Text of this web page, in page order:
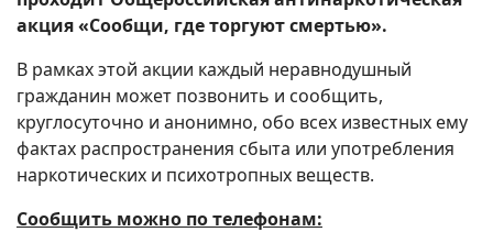
акция «Сообщи, где торгуют смертью».
В рамках этой акции каждый неравнодушный
гражданин может позвонить и сообщить,
круглосуточно и анонимно, обо всех известных ему
фактах распространения сбыта или употребления
наркотических и психотропных веществ.
Сообщить можно по телефонам: